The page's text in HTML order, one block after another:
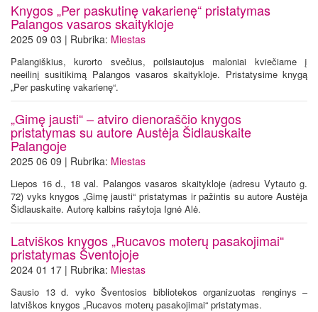
Knygos „Per paskutinę vakarienę“ pristatymas
Palangos vasaros skaitykloje
2025 09 03 | Rubrika: Miestas
Palangiškius, kurorto svečius, poilsiautojus maloniai kviečiame į
neeilinį susitikimą Palangos vasaros skaitykloje. Pristatysime knygą
„Per paskutinę vakarienę“.
„Gimę jausti“ – atviro dienoraščio knygos
pristatymas su autore Austėja Šidlauskaite
Palangoje
2025 06 09 | Rubrika: Miestas
Liepos 16 d., 18 val. Palangos vasaros skaitykloje (adresu Vytauto g.
72) vyks knygos „Gimę jausti“ pristatymas ir pažintis su autore Austėja
Šidlauskaite. Autorę kalbins rašytoja Ignė Alė.
Latviškos knygos „Rucavos moterų pasakojimai“
pristatymas Šventojoje
2024 01 17 | Rubrika: Miestas
Sausio 13 d. vyko Šventosios bibliotekos organizuotas renginys –
latviškos knygos „Rucavos moterų pasakojimai“ pristatymas.